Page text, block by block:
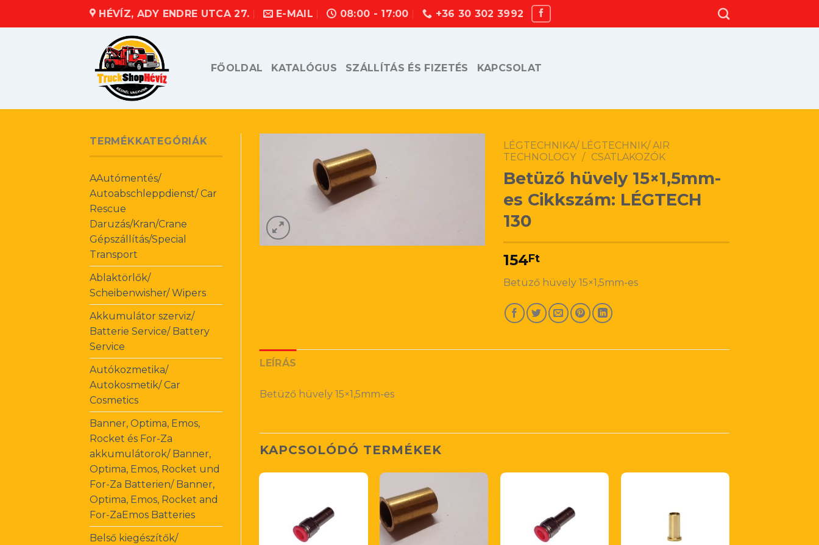
HÉVÍZ, ADY ENDRE UTCA 27. E-MAIL 08:00 - 17:00 +36 30 302 3992
FŐOLDAL KATALÓGUS SZÁLLÍTÁS ÉS FIZETÉS KAPCSOLAT
TERMÉKKATEGÓRIÁK
AAutómentés/
Autoabschleppdienst/ Car
Rescue
Daruzás/Kran/Crane
Gépszállítás/Special
Transport
Ablaktörlők/
Scheibenwisher/ Wipers
Akkumulátor szerviz/
Batterie Service/ Battery
Service
Autókozmetika/
Autokosmetik/ Car
Cosmetics
Banner, Optima, Emos,
Rocket és For-Za
akkumulátorok/ Banner,
Optima, Emos, Rocket und
For-Za Batterien/ Banner,
Optima, Emos, Rocket and
For-ZaEmos Batteries
Belső kiegészítők/
LÉGTECHNIKA/ LÉGTECHNIK/ AIR
TECHNOLOGY / CSATLAKOZÓK
Betüző hüvely 15×1,5mm-
es Cikkszám: LÉGTECH
130
154Ft
Betüző hüvely 15×1,5mm-es
LEÍRÁS
Betüző hüvely 15×1,5mm-es
KAPCSOLÓDÓ TERMÉKEK